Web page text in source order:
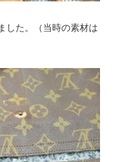
した。（当時の素材は